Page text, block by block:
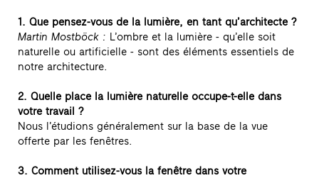
1. Que pensez-vous de la lumière, en tant qu’architecte ?
Martin Mostböck : L’ombre et la lumière - qu’elle soit
naturelle ou artificielle - sont des éléments essentiels de
notre architecture.
2. Quelle place la lumière naturelle occupe-t-elle dans
votre travail ?
Nous l’étudions généralement sur la base de la vue
offerte par les fenêtres.
3. Comment utilisez-vous la fenêtre dans votre